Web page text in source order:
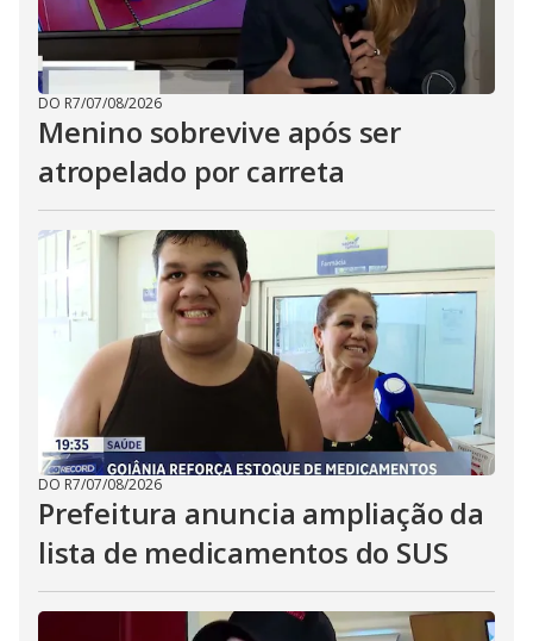
DO R7/07/08/2026
Menino sobrevive após ser
atropelado por carreta
DO R7/07/08/2026
Prefeitura anuncia ampliação da
lista de medicamentos do SUS